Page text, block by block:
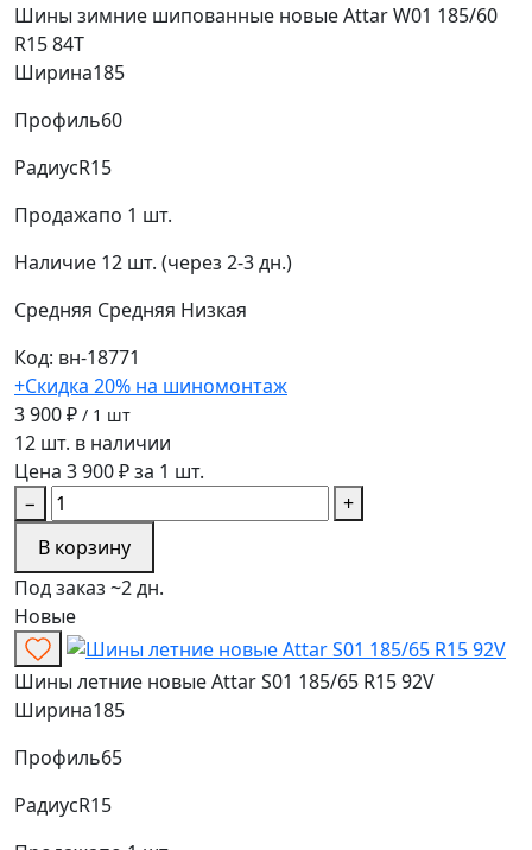
Шины зимние шипованные новые Attar W01 185/60
R15 84T
Ширина185
Профиль60
РадиусR15
Продажапо 1 шт.
Наличие 12 шт. (через 2-3 дн.)
Средняя Средняя Низкая
Код: вн-18771
+Скидка 20% на шиномонтаж
3 900 ₽ / 1 шт
12 шт. в наличии
Цена 3 900 ₽ за 1 шт.
−
+
В корзину
Под заказ ~2 дн.
Новые
Шины летние новые Attar S01 185/65 R15 92V
Ширина185
Профиль65
РадиусR15